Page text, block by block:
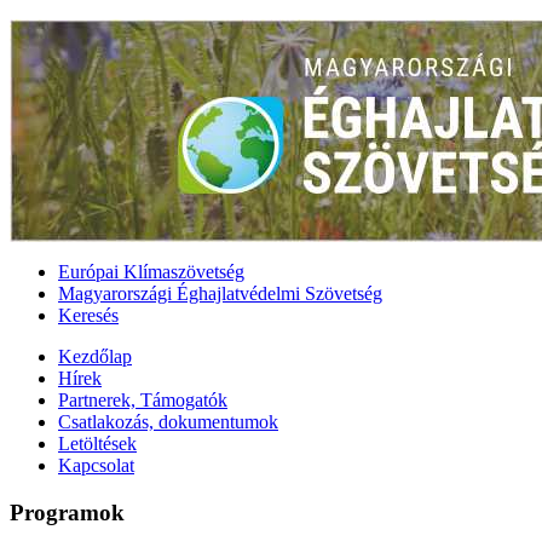
Európai Klímaszövetség
Magyarországi Éghajlatvédelmi Szövetség
Keresés
Kezdőlap
Hírek
Partnerek, Támogatók
Csatlakozás, dokumentumok
Letöltések
Kapcsolat
Programok